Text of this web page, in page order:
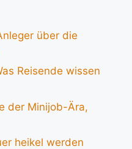
über die
Reisende wissen
der Minijob-Ära,
heikel werden